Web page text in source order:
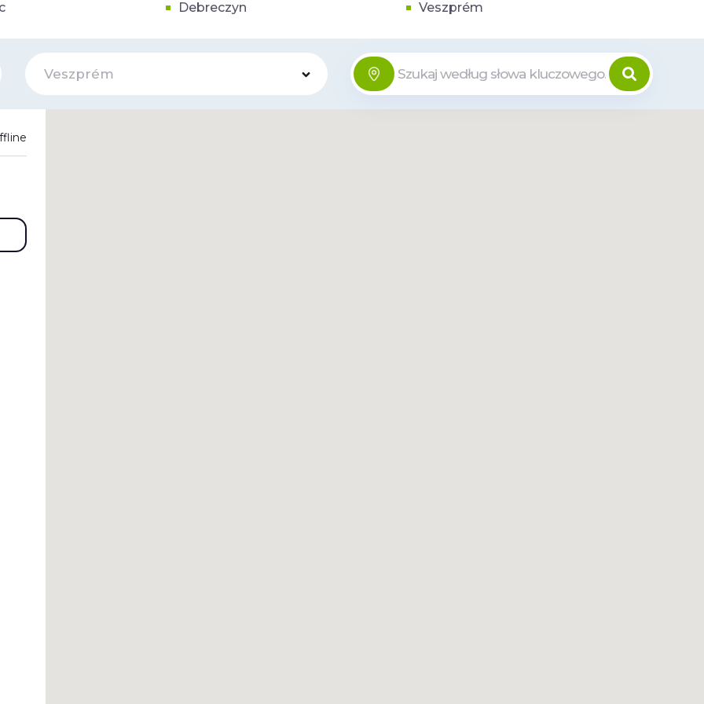
Debreczyn Veszprém
Veszprém